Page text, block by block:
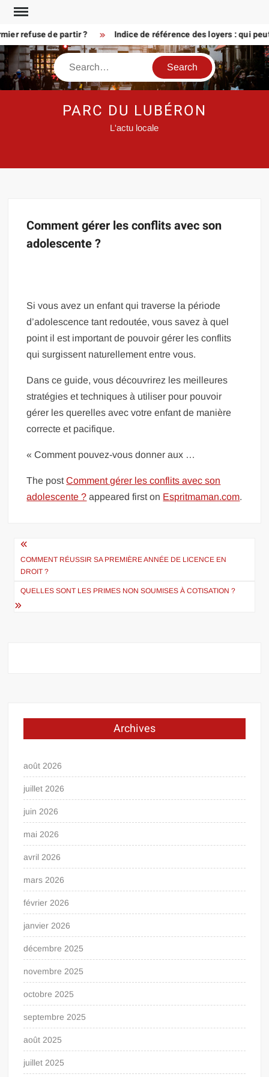
Skip
contentrefuse de partir ? Indice de référence des loyers : qui
Search
PARC DU LUBÉRON
L'actu locale
Comment gérer les conflits avec son
adolescente ?
Si vous avez un enfant qui traverse la période
d’adolescence tant redoutée, vous savez à quel
point il est important de pouvoir gérer les conflits
qui surgissent naturellement entre vous.
Dans ce guide, vous découvrirez les meilleures
stratégies et techniques à utiliser pour pouvoir
gérer les querelles avec votre enfant de manière
correcte et pacifique.
« Comment pouvez-vous donner aux …
The postComment gérer les conflits avec son
adolescente ? appeared first on Espritmaman.com.
Navigation
de
l’article
COMMENT RÉUSSIR SA PREMIÈRE ANNÉE DE LICENCE EN
DROIT ?
QUELLES SONT LES PRIMES NON SOUMISES À COTISATION ?
Archives
août 2026
juillet 2026
juin 2026
mai 2026
avril 2026
mars 2026
février 2026
janvier 2026
décembre 2025
novembre 2025
octobre 2025
septembre 2025
août 2025
juillet 2025